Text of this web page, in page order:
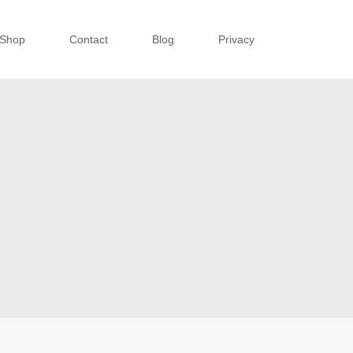
Shop Contact Blog Privacy